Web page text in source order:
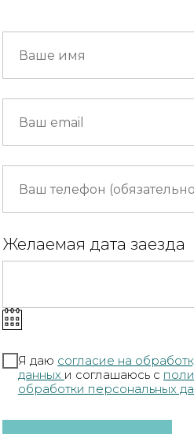
Желаемая дата заезда
Я даю согласие на
данных и соглашаюсь c
обработки персональных